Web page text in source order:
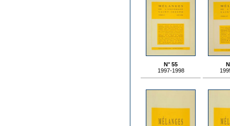
N° 55
1997-1998